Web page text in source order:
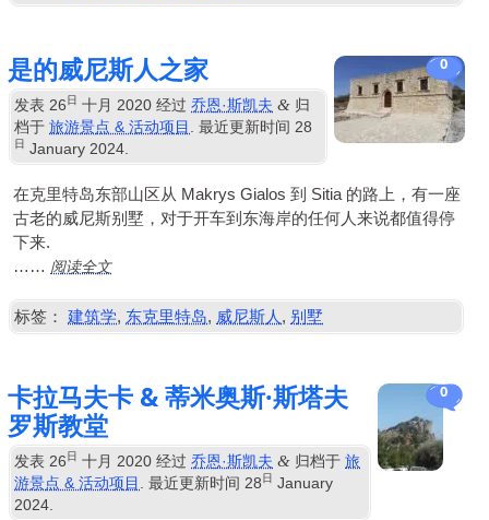
0
是的威尼斯人之家
发表26日 十月 2020 经过乔恩·斯凯夫 & 归
档于旅游景点 & 活动项目 . 最近更新时间28
日 January 2024.
在克里特岛东部山区从 Makrys Gialos 到 Sitia 的路上，有一座
古老的威尼斯别墅，对于开车到东海岸的任何人来说都值得停
下来.
…… 阅读全文
标签： 建筑学, 东克里特岛, 威尼斯人 , 别墅
0
卡拉马夫卡 & 蒂米奥斯·斯塔夫
罗斯教堂
发表 26日 十月 2020 经过乔恩·斯凯夫 & 归档于旅
游景点 & 活动项目
. 最近更新时间 28日 January
2024